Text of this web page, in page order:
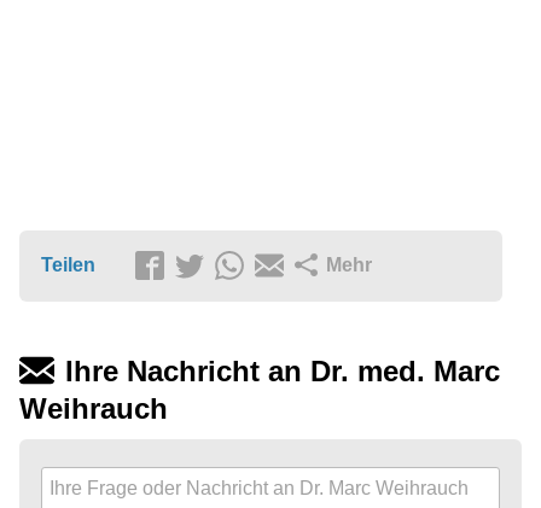
Teilen Mehr
Ihre Nachricht an Dr. med. Marc
Weihrauch